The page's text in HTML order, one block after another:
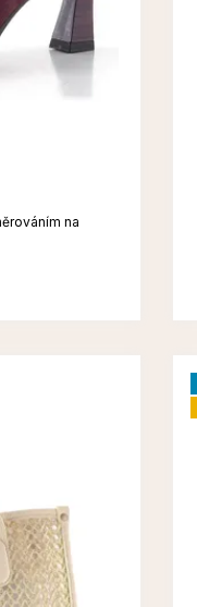
na